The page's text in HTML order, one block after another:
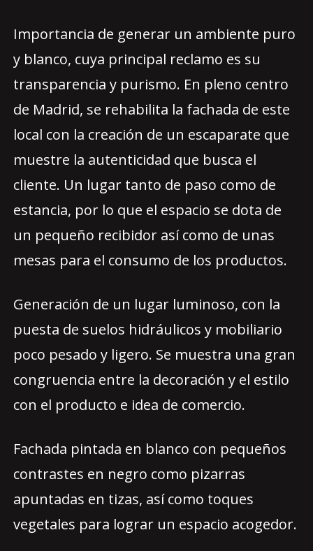
Importancia de generar un ambiente puro
y blanco, cuya principal reclamo es su
transparencia y purismo. En pleno centro
de Madrid, se rehabilita la fachada de este
local con la creación de un escaparate que
muestre la autenticidad que busca el
cliente. Un lugar tanto de paso como de
estancia, por lo que el espacio se dota de
un pequeño recibidor así como de unas
mesas para el consumo de los productos.
Generación de un lugar luminoso, con la
puesta de suelos hidráulicos y mobiliario
poco pesado y ligero. Se muestra una gran
congruencia entre la decoración y el estilo
con el producto e idea de comercio.
Fachada pintada en blanco con pequeños
contrastes en negro como pizarras
apuntadas en tizas, así como toques
vegetales para lograr un espacio acogedor.